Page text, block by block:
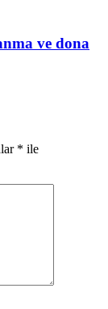
ve dona
* ile